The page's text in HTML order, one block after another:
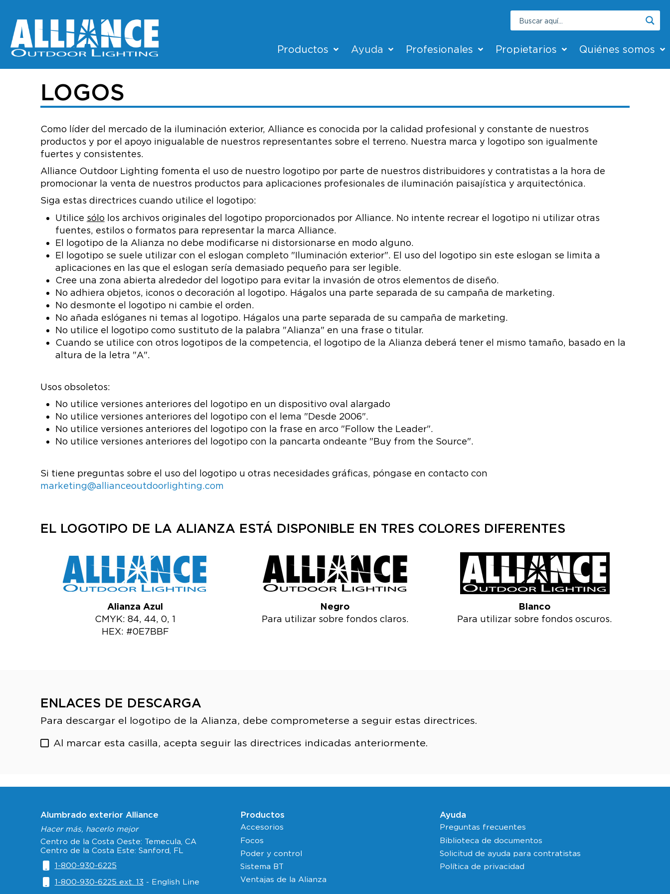
Productos Ayuda Profesionales Propietarios Quiénes somos
LOGOS
Como líder del mercado de la iluminación exterior, Alliance es conocida por la calidad profesional y constante de nuestros
productos y por el apoyo inigualable de nuestros representantes sobre el terreno. Nuestra marca y logotipo son igualmente
fuertes y consistentes.
Alliance Outdoor Lighting fomenta el uso de nuestro logotipo por parte de nuestros distribuidores y contratistas a la hora de
promocionar la venta de nuestros productos para aplicaciones profesionales de iluminación paisajística y arquitectónica.
Siga estas directrices cuando utilice el logotipo:
Utilice sólo los archivos originales del logotipo proporcionados por Alliance. No intente recrear el logotipo ni utilizar otras
fuentes, estilos o formatos para representar la marca Alliance.
El logotipo de la Alianza no debe modificarse ni distorsionarse en modo alguno.
El logotipo se suele utilizar con el eslogan completo "Iluminación exterior". El uso del logotipo sin este eslogan se limita a
aplicaciones en las que el eslogan sería demasiado pequeño para ser legible.
Cree una zona abierta alrededor del logotipo para evitar la invasión de otros elementos de diseño.
No adhiera objetos, iconos o decoración al logotipo. Hágalos una parte separada de su campaña de marketing.
No desmonte el logotipo ni cambie el orden.
No añada eslóganes ni temas al logotipo. Hágalos una parte separada de su campaña de marketing.
No utilice el logotipo como sustituto de la palabra "Alianza" en una frase o titular.
Cuando se utilice con otros logotipos de la competencia, el logotipo de la Alianza deberá tener el mismo tamaño, basado en la
altura de la letra "A".
Usos obsoletos:
No utilice versiones anteriores del logotipo en un dispositivo oval alargado
No utilice versiones anteriores del logotipo con el lema "Desde 2006".
No utilice versiones anteriores del logotipo con la frase en arco "Follow the Leader".
No utilice versiones anteriores del logotipo con la pancarta ondeante "Buy from the Source".
Si tiene preguntas sobre el uso del logotipo u otras necesidades gráficas, póngase en contacto con
marketing@allianceoutdoorlighting.com
EL LOGOTIPO DE LA ALIANZA ESTÁ DISPONIBLE EN TRES COLORES DIFERENTES
Alianza Azul
CMYK: 84, 44, 0, 1
HEX: #0E7BBF
Negro
Para utilizar sobre fondos claros.
Blanco
Para utilizar sobre fondos oscuros.
ENLACES DE DESCARGA
Para descargar el logotipo de la Alianza, debe comprometerse a seguir estas directrices.
Al marcar esta casilla, acepta seguir las directrices indicadas anteriormente.
Alumbrado exterior Alliance
Hacer más, hacerlo mejor
Centro de la Costa Oeste: Temecula, CA
Centro de la Costa Este: Sanford, FL
1-800-930-6225
1-800-930-6225 ext. 13 - English Line
Productos
Accesorios
Focos
Poder y control
Sistema BT
Ventajas de la Alianza
Ayuda
Preguntas frecuentes
Biblioteca de documentos
Solicitud de ayuda para contratistas
Política de privacidad